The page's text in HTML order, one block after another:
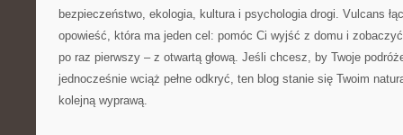
bezpieczeństwo, ekologia, kultura i psychologia drogi. Vulcans
opowieść, która ma jeden cel: pomóc Ci wyjść z domu i
po raz pierwszy – z otwartą głową. Jeśli chcesz, by Twoje
jednocześnie wciąż pełne odkryć, ten blog stanie się Twoim
kolejną wyprawą.